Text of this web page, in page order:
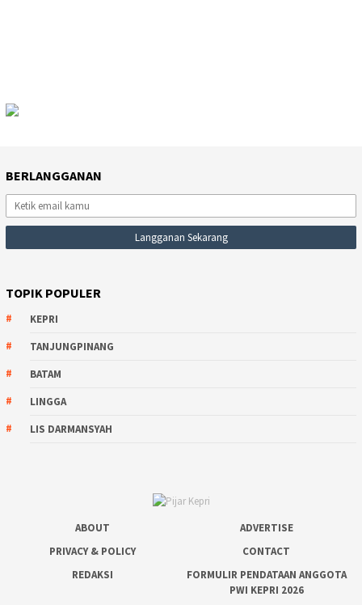
BERLANGGANAN
TOPIK POPULER
KEPRI
TANJUNGPINANG
BATAM
LINGGA
LIS DARMANSYAH
ABOUT
ADVERTISE
PRIVACY & POLICY
CONTACT
REDAKSI
FORMULIR PENDATAAN ANGGOTA
PWI KEPRI 2026